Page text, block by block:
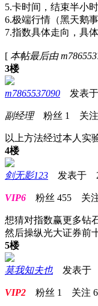
5.卡时间，结束半小
6.极端行情（黑天鹅
7.指数具体走向，具
[ 本帖最后由
3楼
m7865537090 发表于
副经理粉丝 1 关注
以上方法经过本人实
4楼
剑无影123 发表于
VIP6 粉丝 455 关
想猜对指数赢更多钻
然后操纵光大证券前
5楼
莫我知夫也 发表于
VIP2 粉丝 1 关注 6